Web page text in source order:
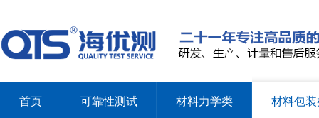
首页 可靠性测试 材料力学类 材料包装